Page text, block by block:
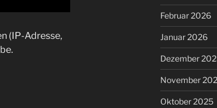
(IP-Adresse,
Februar 2026
Januar 2026
Dezember
November
Oktober 2025